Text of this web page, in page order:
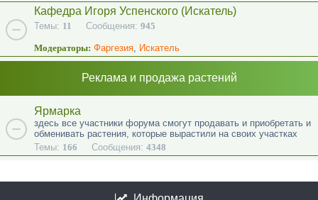
Кафедра Игоря Успенского (Искатель)
Темы: 11 Сообщения: 945
Модераторы: Фаргезия, Искатель
Реклама и продажа растений
Ярмарка
здесь все участники форума смогут продавать и приобретать и
обменивать растения, которые вырастили на своих участках
Темы: 166 Сообщения: 4348